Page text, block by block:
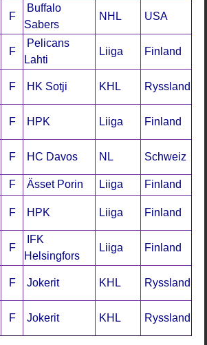
F
Buffalo
Sabers
NHL USA
F
Pelicans
Lahti
Liiga Finland
F HK Sotji KHL Ryssland
F HPK Liiga Finland
F HC Davos NL Schweiz
F Ässet Porin Liiga Finland
F HPK Liiga Finland
F
IFK
Helsingfors
Liiga Finland
F Jokerit KHL Ryssland
F Jokerit KHL Ryssland